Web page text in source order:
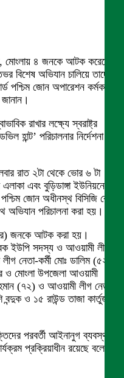
মোংলায় ৪ জনকে আটক করেছে
বিশেষ অভিযান চালিয়ে তাদের
জোন অপারেশন কর্মকর্তা
রাখার লক্ষ্যে স্বরাষ্ট্র
হান্ট’ পরিচালনার নির্দেশনা
রাত ২টা থেকে ভোর ৬ টা
এবং বুড়িডাঙ্গা ইউনিয়নের
জোন অধীনস্থ বিসিজি বেইস
অভিযান পরিচালনা করা হয়।
জনকে আটক করা হয়।
ইউপি সদস্য ও আওয়ামী লীগ
নেতা-কর্মী মোঃ ডালিম (৫২),
ও মোংলা উপজেলা আওয়ামী
(৭২) ও আওয়ামী লীগ নেতা
বন্দুক ও ১৫ রাউন্ড তাজা কার্তুজ
পরবর্তী আইনানুগ ব্যবস্থা
প্রক্রিয়াধীন রয়েছে বলে